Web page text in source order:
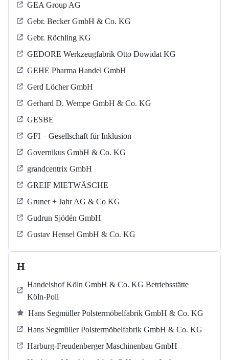
GEA Group AG
Gebr. Becker GmbH & Co. KG
Gebr. Röchling KG
GEDORE Werkzeugfabrik Otto Dowidat KG
GEHE Pharma Handel GmbH
Gerd Löcher GmbH
Gerhard D. Wempe GmbH & Co. KG
GESBE
GFI – Gesellschaft für Inklusion
Governikus GmbH & Co. KG
grandcentrix GmbH
GREIF MIETWÄSCHE
Gruner + Jahr AG & Co KG
Gudrun Sjödén GmbH
Gustav Hensel GmbH & Co. KG
H
Handelshof Köln GmbH & Co. KG Betriebsstätte
Köln-Poll
Hans Segmüller Polstermöbelfabrik GmbH & Co. KG
Hans Segmüller Polstermöbelfabrik GmbH & Co. KG
Harburg-Freudenberger Maschinenbau GmbH